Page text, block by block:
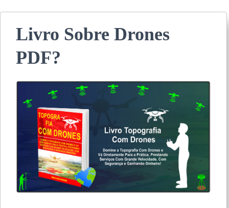
Livro Sobre Drones
PDF?